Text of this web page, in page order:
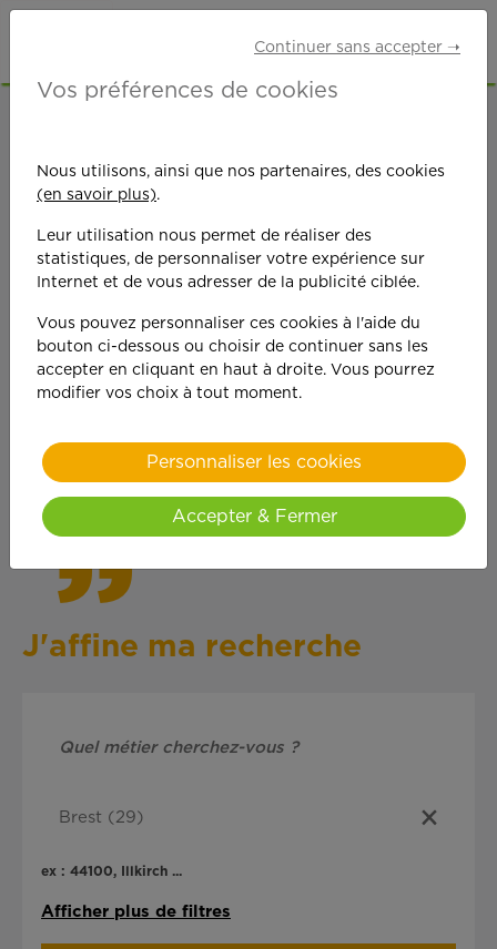
On est toujours plus
performant
quand on y met du
cœur !
J'affine ma recherche
ex : 44100, Illkirch ...
Afficher plus de filtres
Continuer sans accepter ➝
Vos préférences de cookies
Nous utilisons, ainsi que nos partenaires, des cookies
(en savoir plus).
Leur utilisation nous permet de réaliser des
statistiques, de personnaliser votre expérience sur
Internet et de vous adresser de la publicité ciblée.
Vous pouvez personnaliser ces cookies à l'aide du
bouton ci-dessous ou choisir de continuer sans les
accepter en cliquant en haut à droite. Vous pourrez
modifier vos choix à tout moment.
Personnaliser les cookies
Accepter & Fermer